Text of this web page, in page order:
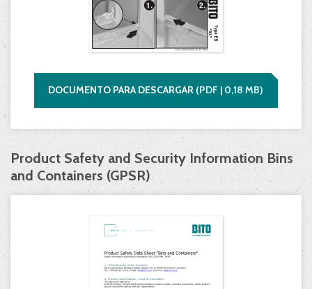
DOCUMENTO PARA DESCARGAR (PDF | 0,18 MB)
Product Safety and Security Information Bins
and Containers (GPSR)